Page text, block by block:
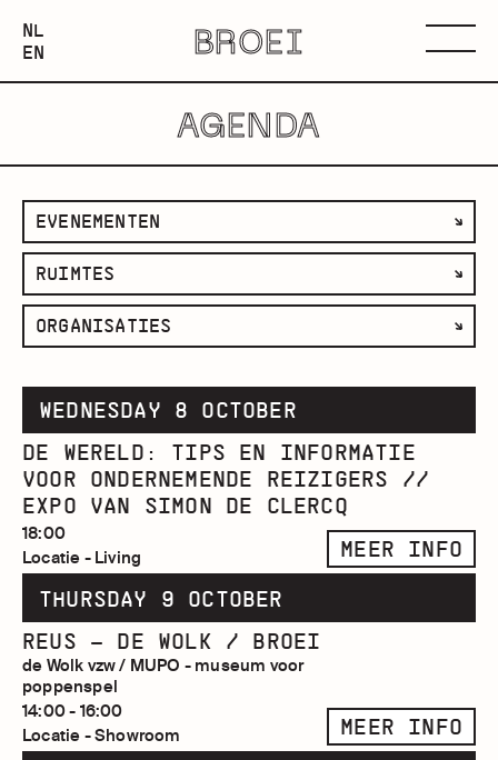
NEDERLANDS
NL
ENGLISH
EN BROEI
AGENDA
filter
op
categorie
EVENEMENTEN
filter
op
ruimte
RUIMTES
filter
op
ORGANISATIES
WEDNESDAY 8 OCTOBER
DE WERELD: TIPS EN INFORMATIE
VOOR ONDERNEMENDE REIZIGERS //
EXPO VAN SIMON DE CLERCQ
18:00
Locatie - Living
MEER INFO
THURSDAY 9 OCTOBER
REUS – DE WOLK / BROEI
de Wolk vzw / MUPO - museum voor
poppenspel
14:00 - 16:00
Locatie - Showroom
MEER INFO